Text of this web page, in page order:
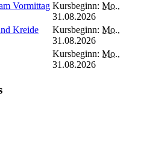
Vormittag Kursbeginn: Mo.,
31.08.2026
Kreide
Kursbeginn: Mo.,
31.08.2026
Kursbeginn: Mo.,
31.08.2026